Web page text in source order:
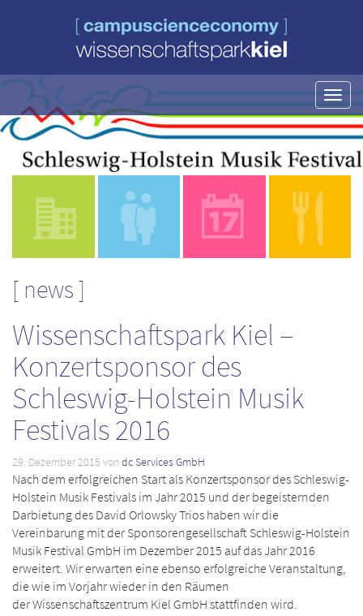
ein-/
news
Wissenschaftspark Kiel –
Konzertsponsor des
Schleswig-Holstein Musik
Festivals 2016
29. Dezember 2015 von dc Services GmbH
Nach dem erfolgreichen Start als Konzertsponsor des Schleswig-
Holstein Musik Festivals im Jahr 2015 und der begeisternden
Darbietung des David Orlowsky Trios haben wir die
Vereinbarung mit der Sponsorengesellschaft Schleswig-Holstein
Musik Festival GmbH im Dezember 2015 auf das Jahr 2016
erweitert. Wir erwarten eine ebenso erfolgreiche Veranstaltung,
die wie im Vorjahr wieder in den Räumen
der Wissenschaftszentrum Kiel GmbH stattfinden wird.